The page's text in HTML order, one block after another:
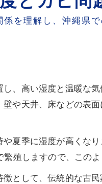
を理解し、沖縄県
、高い湿度と温暖な
壁や天井、床などの表
夏季に湿度が高くな
殖しますので、この
徴として、伝統的な古